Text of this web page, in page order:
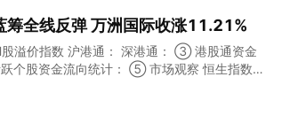
学习，发挥他们的主观能动性，观察客人需
诚意的举动诞生了。 用户体验和审美品位一
。海
全线反弹 万洲国际收涨11.21%
溢价指数 沪港通： 深港通： ③ 港股通资金
个股资金流向统计： ⑤ 市场观察 恒生指数开